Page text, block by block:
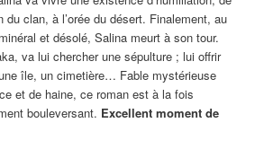
du clan, à l’orée du désert. Finalement, au
et désolé, Salina meurt à son tour.
va lui chercher une sépulture ; lui offrir
île, un cimetière… Fable mystérieuse
et de haine, ce roman est à la fois
bouleversant. Excellent moment de